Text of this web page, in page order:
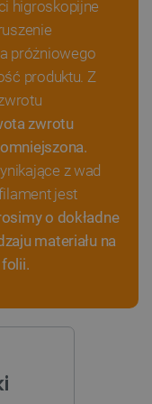
higroskopijne
próżniowego
produktu. Z
zwrotu
z wad
jest
o dokładne
materiału na
PHP.net
botland.com.pl